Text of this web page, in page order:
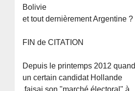
Bolivie
et tout dernièrement Argentine ?
FIN de CITATION
Depuis le printemps 2012 quand
un certain candidat Hollande
,faisai son "marché électoral" à